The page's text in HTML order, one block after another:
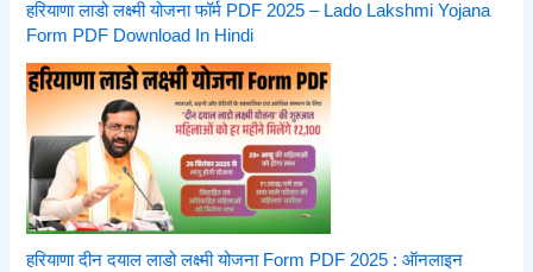
हरियाणा लाडो लक्ष्मी योजना फॉर्म PDF 2025 – Lado Lakshmi Yojana
Form PDF Download In Hindi
हरियाणा दीन दयाल लाडो लक्ष्मी योजना Form PDF 2025 : ऑनलाइन